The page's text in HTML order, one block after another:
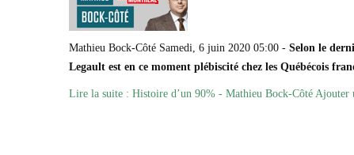
Mathieu Bock-Côté Samedi, 6 juin 2020 05:00 - Selon le
Legault est en ce moment plébiscité chez les Québécois
Lire la suite : Histoire d’un 90% - Mathieu Bock-Côté Ajouter